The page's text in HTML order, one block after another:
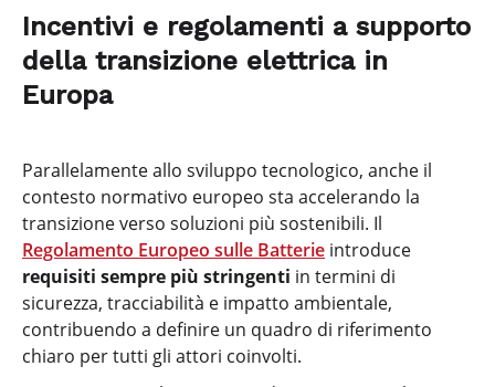
Incentivi e regolamenti a supporto
della transizione elettrica in
Europa
Parallelamente allo sviluppo tecnologico, anche il
contesto normativo europeo sta accelerando la
transizione verso soluzioni più sostenibili. Il
Regolamento Europeo sulle Batterie introduce
requisiti sempre più stringenti in termini di
sicurezza, tracciabilità e impatto ambientale,
contribuendo a definire un quadro di riferimento
chiaro per tutti gli attori coinvolti.